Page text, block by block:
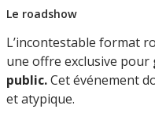
Le roadshow
L’incontestable format
une offre exclusive pour
public.Cet événement
et atypique.